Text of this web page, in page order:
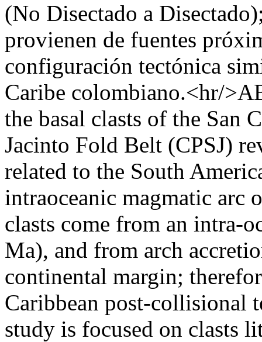
(No Disectado a
provienen de fuentes
configuración tectónica
Caribe colombiano.<hr/
the basal clasts of the San
Jacinto Fold Belt (CPSJ)
related to the South
intraoceanic magmatic arc
clasts come from an intra-
Ma), and from arch
continental margin;
Caribbean post-collisional
study is focused on clasts